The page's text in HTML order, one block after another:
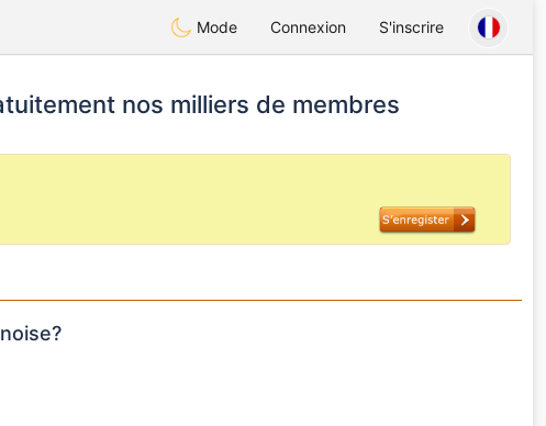
Mode Connexion S'inscrire
nos milliers de membres